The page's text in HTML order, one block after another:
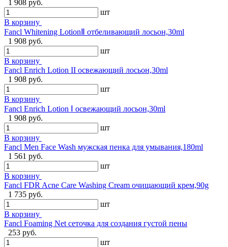
1 908 руб.
шт
В корзину
Fancl Whitening LotionⅡ отбеливающий лосьон,30ml
1 908 руб.
шт
В корзину
Fancl Enrich Lotion II освежающий лосьон,30ml
1 908 руб.
шт
В корзину
Fancl Enrich Lotion Ⅰ освежающий лосьон,30ml
1 908 руб.
шт
В корзину
Fancl Men Face Wash мужская пенка для умывания,180ml
1 561 руб.
шт
В корзину
Fancl FDR Acne Care Washing Cream очищающий крем,90g
1 735 руб.
шт
В корзину
Fancl Foaming Net сеточка для создания густой пены
253 руб.
шт